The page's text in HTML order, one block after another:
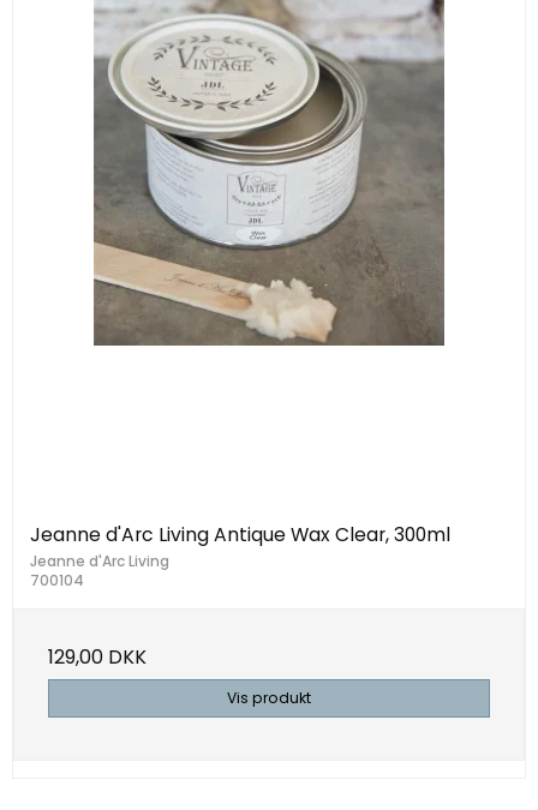
Jeanne d'Arc Living Antique Wax Clear, 300ml
Jeanne d'Arc Living
700104
129,00 DKK
Vis produkt